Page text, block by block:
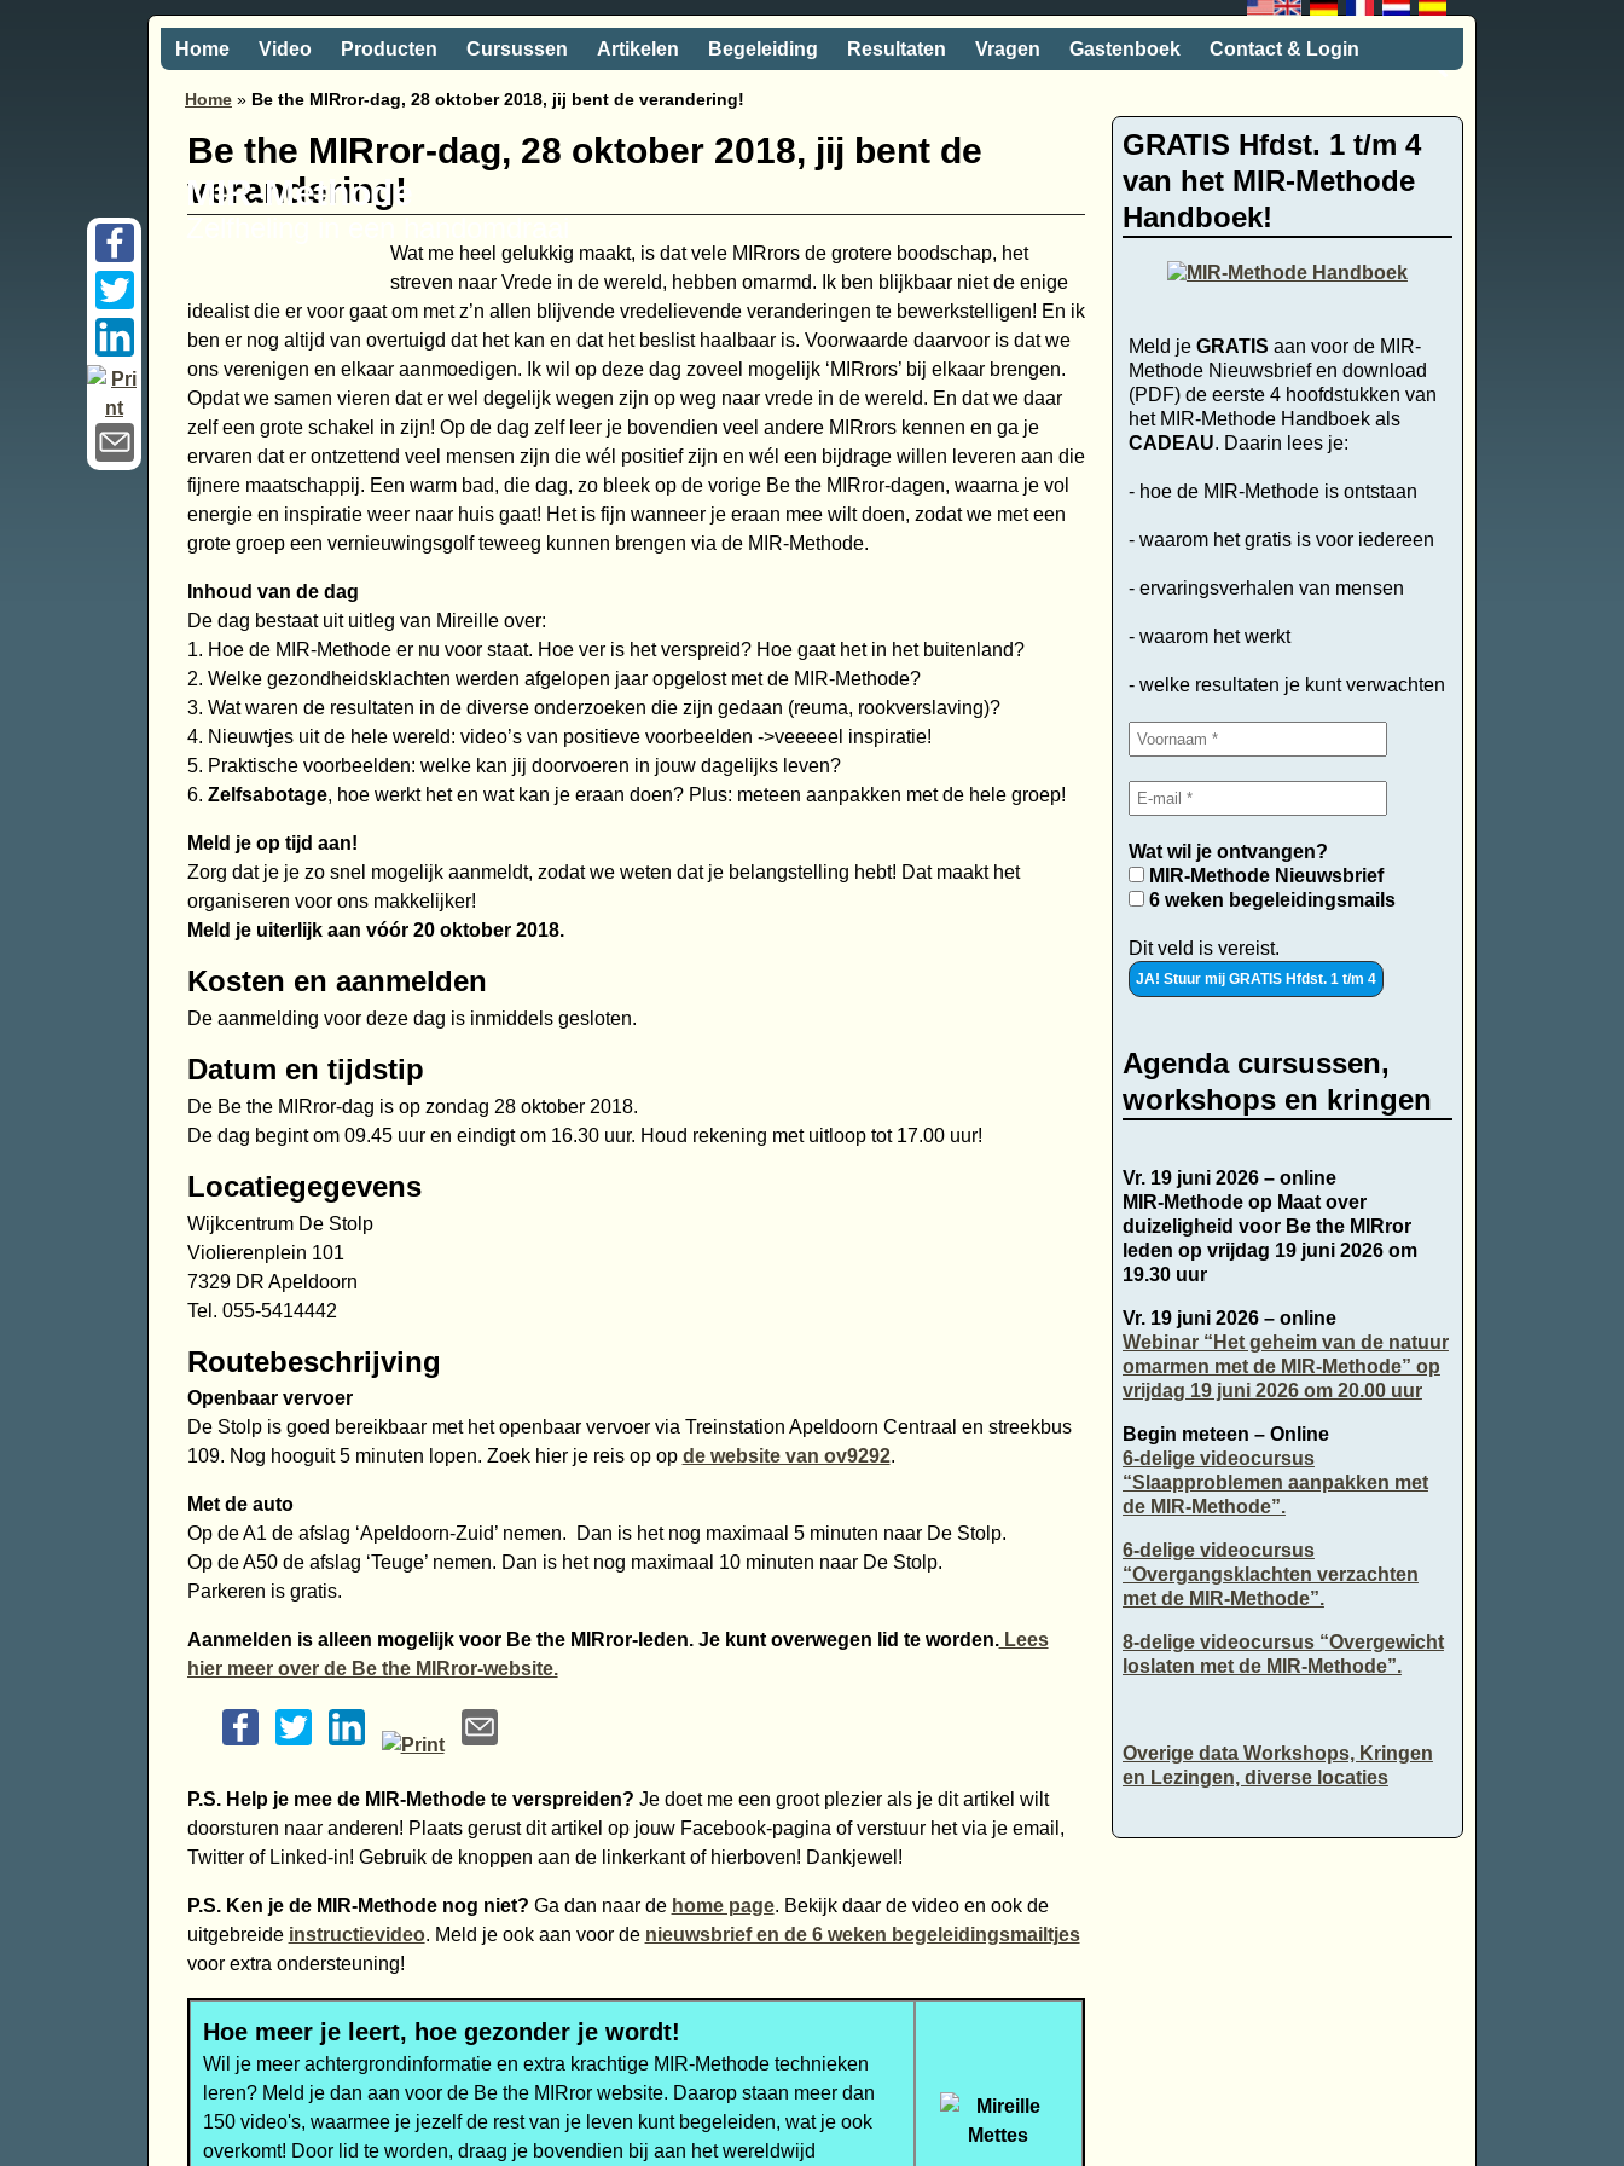
MIR-Methode
Home Video Producten Cursussen Artikelen Begeleiding Resultaten Vragen Gastenboek Contact & Login
Home » Be the MIRror-dag, 28 oktober 2018, jij bent de verandering!
Be the MIRror-dag, 28 oktober 2018, jij bent de
verandering!
Wat me heel gelukkig maakt, is dat vele MIRrors de grotere boodschap, het
streven naar Vrede in de wereld, hebben omarmd. Ik ben blijkbaar niet de enige
idealist die er voor gaat om met z’n allen blijvende vredelievende veranderingen te bewerkstelligen! En ik
ben er nog altijd van overtuigd dat het kan en dat het beslist haalbaar is. Voorwaarde daarvoor is dat we
ons verenigen en elkaar aanmoedigen. Ik wil op deze dag zoveel mogelijk ‘MIRrors’ bij elkaar brengen.
Opdat we samen vieren dat er wel degelijk wegen zijn op weg naar vrede in de wereld. En dat we daar
zelf een grote schakel in zijn! Op de dag zelf leer je bovendien veel andere MIRrors kennen en ga je
ervaren dat er ontzettend veel mensen zijn die wél positief zijn en wél een bijdrage willen leveren aan die
fijnere maatschappij. Een warm bad, die dag, zo bleek op de vorige Be the MIRror-dagen, waarna je vol
energie en inspiratie weer naar huis gaat! Het is fijn wanneer je eraan mee wilt doen, zodat we met een
grote groep een vernieuwingsgolf teweeg kunnen brengen via de MIR-Methode.
Inhoud van de dag
De dag bestaat uit uitleg van Mireille over:
1. Hoe de MIR-Methode er nu voor staat. Hoe ver is het verspreid? Hoe gaat het in het buitenland?
2. Welke gezondheidsklachten werden afgelopen jaar opgelost met de MIR-Methode?
3. Wat waren de resultaten in de diverse onderzoeken die zijn gedaan (reuma, rookverslaving)?
4. Nieuwtjes uit de hele wereld: video’s van positieve voorbeelden ->veeeeel inspiratie!
5. Praktische voorbeelden: welke kan jij doorvoeren in jouw dagelijks leven?
6. Zelfsabotage, hoe werkt het en wat kan je eraan doen? Plus: meteen aanpakken met de hele groep!
Meld je op tijd aan!
Zorg dat je je zo snel mogelijk aanmeldt, zodat we weten dat je belangstelling hebt! Dat maakt het
organiseren voor ons makkelijker!
Meld je uiterlijk aan vóór 20 oktober 2018.
Kosten en aanmelden
De aanmelding voor deze dag is inmiddels gesloten.
Datum en tijdstip
De Be the MIRror-dag is op zondag 28 oktober 2018.
De dag begint om 09.45 uur en eindigt om 16.30 uur. Houd rekening met uitloop tot 17.00 uur!
Locatiegegevens
Wijkcentrum De Stolp
Violierenplein 101
7329 DR Apeldoorn
Tel. 055-5414442
Routebeschrijving
Openbaar vervoer
De Stolp is goed bereikbaar met het openbaar vervoer via Treinstation Apeldoorn Centraal en streekbus
109. Nog hooguit 5 minuten lopen. Zoek hier je reis op op de website van ov9292.
Met de auto
Op de A1 de afslag ‘Apeldoorn-Zuid’ nemen. Dan is het nog maximaal 5 minuten naar De Stolp.
Op de A50 de afslag ‘Teuge’ nemen. Dan is het nog maximaal 10 minuten naar De Stolp.
Parkeren is gratis.
Aanmelden is alleen mogelijk voor Be the MIRror-leden. Je kunt overwegen lid te worden.Lees
hier meer over de Be the MIRror-website.
P.S. Help je mee de MIR-Methode te verspreiden? Je doet me een groot plezier als je dit artikel wilt
doorsturen naar anderen! Plaats gerust dit artikel op jouw Facebook-pagina of verstuur het via je email,
Twitter of Linked-in! Gebruik de knoppen aan de linkerkant of hierboven! Dankjewel!
P.S. Ken je de MIR-Methode nog niet? Ga dan naar de home page. Bekijk daar de video en ook de
uitgebreide instructievideo. Meld je ook aan voor de nieuwsbrief en de 6 weken begeleidingsmailtjes
voor extra ondersteuning!
Hoe meer je leert, hoe gezonder je wordt!
Wil je meer achtergrondinformatie en extra krachtige MIR-Methode technieken
leren? Meld je dan aan voor de Be the MIRror website. Daarop staan meer dan
150 video's, waarmee je jezelf de rest van je leven kunt begeleiden, wat je ook
overkomt! Door lid te worden, draag je bovendien bij aan het wereldwijd
GRATIS Hfdst. 1 t/m 4
van het MIR-Methode
Handboek!
Meld je GRATIS aan voor de MIR-
Methode Nieuwsbrief en download
(PDF) de eerste 4 hoofdstukken van
het MIR-Methode Handboek als
CADEAU. Daarin lees je:
- hoe de MIR-Methode is ontstaan
- waarom het gratis is voor iedereen
- ervaringsverhalen van mensen
- waarom het werkt
- welke resultaten je kunt verwachten
Wat wil je ontvangen?
MIR-Methode Nieuwsbrief
6 weken begeleidingsmails
Dit veld is vereist.
Agenda cursussen,
workshops en kringen
Vr. 19 juni 2026 – online
MIR-Methode op Maat over
duizeligheid voor Be the MIRror
leden op vrijdag 19 juni 2026 om
19.30 uur
Vr. 19 juni 2026 – online
Webinar “Het geheim van de natuur
omarmen met de MIR-Methode” op
vrijdag 19 juni 2026 om 20.00 uur
Begin meteen – Online
6-delige videocursus
“Slaapproblemen aanpakken met
de MIR-Methode”.
6-delige videocursus
“Overgangsklachten verzachten
met de MIR-Methode”.
8-delige videocursus “Overgewicht
loslaten met de MIR-Methode”.
Overige data Workshops, Kringen
en Lezingen, diverse locaties